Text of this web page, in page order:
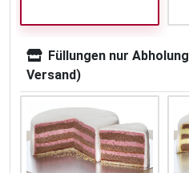
Füllungen nur
Versand)